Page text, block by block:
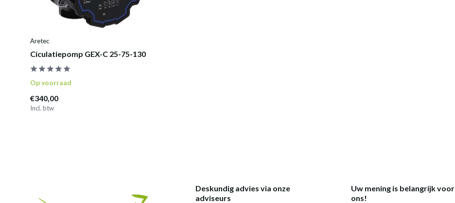
Aretec
Ciculatiepomp GEX-C 25-75-130
Op voorraad
€340,00
Incl. btw
Deskundig advies via onze
adviseurs
Uw mening is belangrijk voor
ons!